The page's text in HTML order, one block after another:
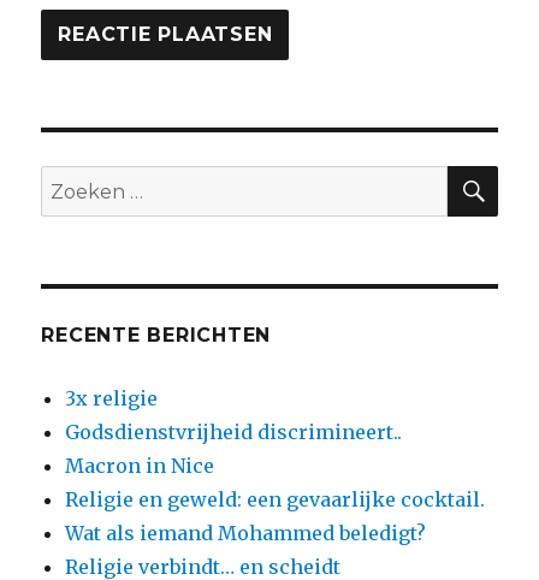
Zoeken
naar:
RECENTE BERICHTEN
3x religie
Godsdienstvrijheid discrimineert..
Macron in Nice
Religie en geweld: een gevaarlijke cocktail.
Wat als iemand Mohammed beledigt?
Religie verbindt… en scheidt